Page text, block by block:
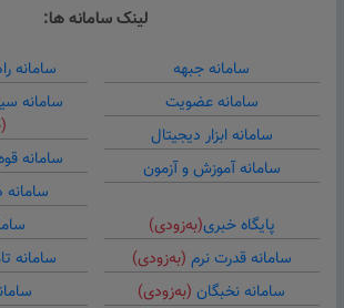
لینک سامانه ها:
سامانه جبهه
سامانه عضویت
سامانه ابزار دیجیتال
سامانه آموزش و آزمون
سامانه
سامانه
سامانه
پایگاه خبری(به‌زودی)
سامانه قدرت نرم (به‌زودی)
سامانه نخبگان (به‌زودی)
سامانه